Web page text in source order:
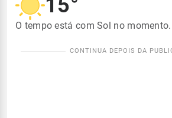
15°
O tempo está com Sol no momento.